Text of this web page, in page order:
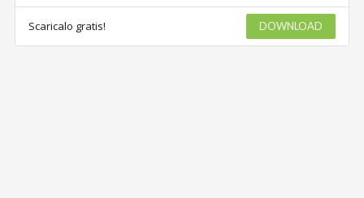
Scaricalo gratis! DOWNLOAD